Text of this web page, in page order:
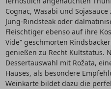
Cognac, Wasabi und
Jung-Rindsteak oder
Fleischtiger ebenso auf ihre
Vide“ geschmorten
genießen zu Recht Kultstatus.
Dessertauswahl mit Rožata,
Hauses, als besondere
Weinkarte bildet dazu die